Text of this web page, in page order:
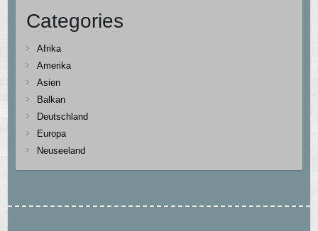
Categories
Afrika
Amerika
Asien
Balkan
Deutschland
Europa
Neuseeland